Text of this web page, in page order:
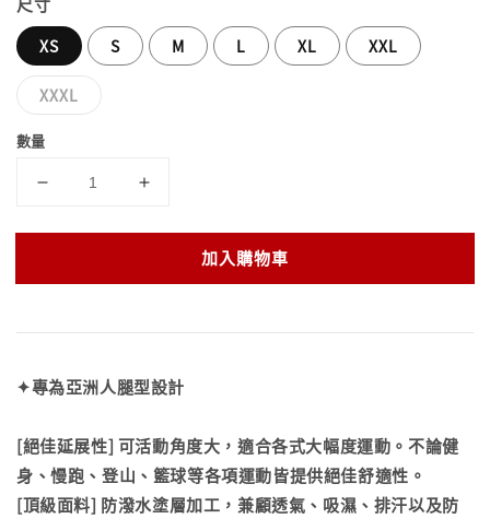
XS S M L XL XXL
XXXL
數量
加入購物車
✦專為亞洲人腿型設計
[絕佳延展性] 可活動角度大，適合各式大幅度運動。不論健
身、慢跑、登山、籃球等各項運動皆提供絕佳舒適性。
[頂級面料] 防潑水塗層加工，兼顧透氣、吸濕、排汗以及防